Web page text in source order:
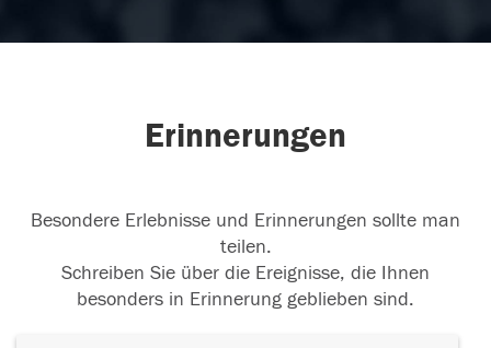
Erinnerungen
Besondere Erlebnisse und Erinnerungen sollte man
teilen.
Schreiben Sie über die Ereignisse, die Ihnen
besonders in Erinnerung geblieben sind.